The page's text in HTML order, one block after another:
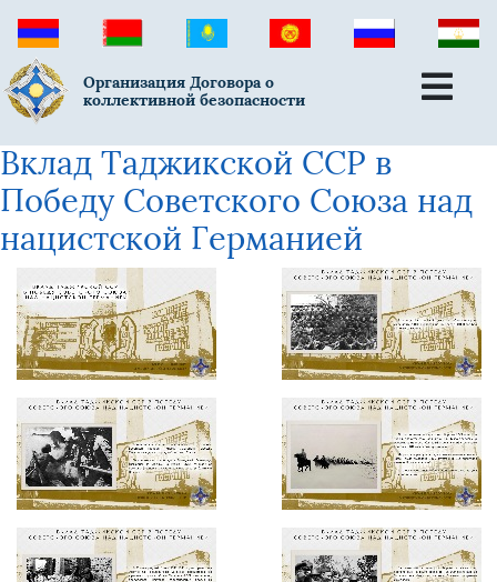
Организация Договора о
коллективной безопасности
Вклад Таджикской ССР в
Победу Советского Союза над
нацистской Германией